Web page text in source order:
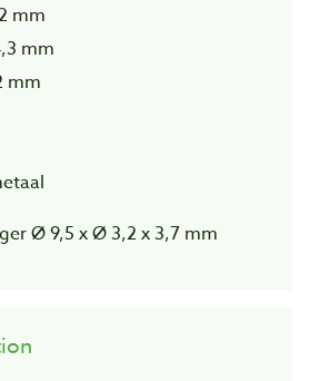
mm
mm
mm
Ø 9,5 x Ø 3,2 x 3,7 mm